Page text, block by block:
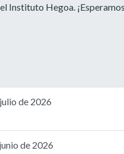
Instituto Hegoa.
de 2026
de 2026